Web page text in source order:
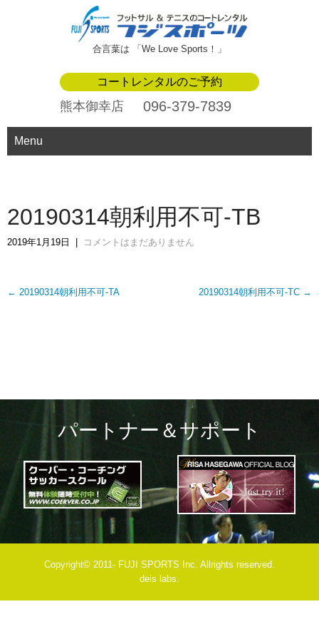
合言葉は 「We Love Sports！」
コートレンタルのご予約
熊本御幸店 096-379-7839
Menu
20190314朝利用不可-TB
2019年1月19日 コメントはまだありません
Post
← 20190314朝利用不可-TA 20190314朝利用不可-TC →
パートナー＆サポート
Copyright© 2011- FUJI SPORTS Inc. Allrights reserved.
deis labs.